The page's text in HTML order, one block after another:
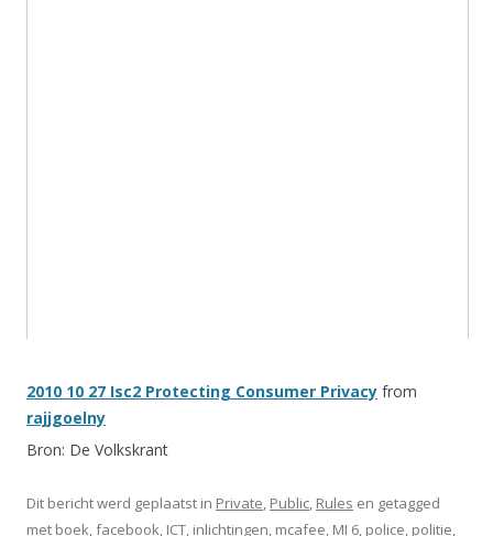
2010 10 27 Isc2 Protecting Consumer Privacy from
rajjgoelny
Bron: De Volkskrant
Dit bericht werd geplaatst in Private, Public, Rules en getagged
met boek,facebook, ICT, inlichtingen, mcafee, MI 6, police, politie,